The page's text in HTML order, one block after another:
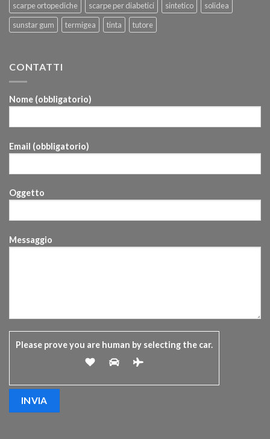
scarpe ortopediche
scarpe per diabetici sintetico
solidea
sunstar gum
termigea tinta tutore
CONTATTI
Nome (obbligatorio)
Email (obbligatorio)
Oggetto
Messaggio
Please prove you are human by selecting the car.